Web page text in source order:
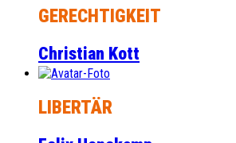
GERECHTIGKEIT
Christian Kott
LIBERTÄR